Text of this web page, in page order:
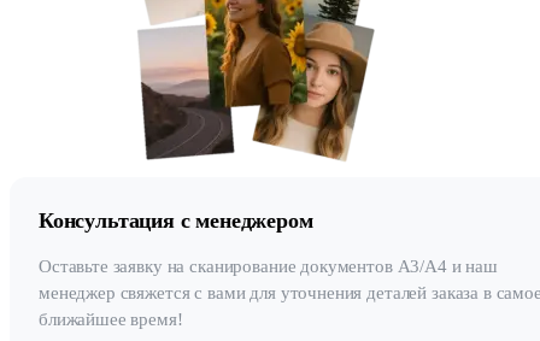
Консультация с менеджером
Оставьте заявку на сканирование документов А3/А4 и наш
менеджер свяжется с вами для уточнения деталей заказа в
ближайшее время!